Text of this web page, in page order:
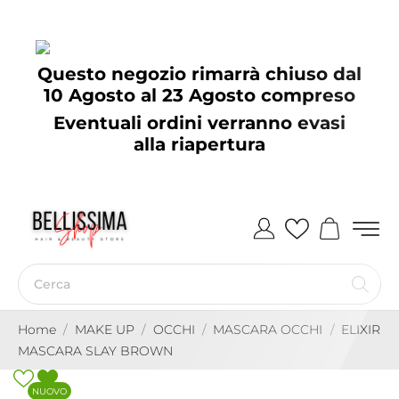
Questo negozio rimarrà chiuso dal
10 Agosto al 23 Agosto compreso
Eventuali ordini verranno evasi
alla riapertura
Home MAKE UP OCCHI MASCARA OCCHI
ELIXIR
MASCARA SLAY BROWN
NUOVO